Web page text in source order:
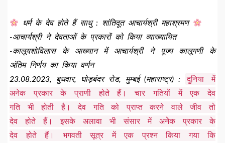
धर्म के देव होते हैं साधु : शांतिदूत आचार्यश्री महाश्रमण
-आचार्यश्री ने देवताओं के प्रकारों को किया व्याख्यायित
-कालूयशोविलास के आख्यान में आचार्यश्री ने पूज्य कालूगणी के
अंतिम निर्णय का किया वर्णन
23.08.2023, बुधवार, घोड़बंदर रोड, मुम्बई (महाराष्ट्र) :
दुनिया में
अनेक प्रकार के प्राणी होते हैं। चार गतियों में एक देव
गति भी होती है। देव गति को प्राप्त करने वाले जीव तो
देव होते हैं। इसके अलावा भी संसार में अनेेक प्रकार के
देव होते हैं। भगवती सूत्र में एक प्रश्न किया गया कि